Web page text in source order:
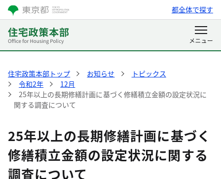
都全体で探す
住宅政策本部トップ お知らせ
トピックス
令和2年
12月
25年以上の長期修繕計画に基づく修繕積立金額の設定状況に
関する調査について
25年以上の長期修繕計画に基づく
修繕積立金額の設定状況に関する
調査について